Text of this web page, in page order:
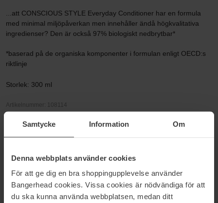
Samtycke Information Om
Denna webbplats använder cookies
För att ge dig en bra shoppingupplevelse använder
Bangerhead cookies. Vissa cookies är nödvändiga för att
du ska kunna använda webbplatsen, medan ditt
...att CONSCIOUS STYLE Everyday Conditioner har en formula
med minimal miljöpåverkan men innehåller ändå högkvalitativa
ingredienser? Den är också 97% biologiskt nedbrytbar*
*baserad på de organiska komponenter i formulan enligt OECD:s
riktlinje
Storlek: 300 ml
Artikelnummer: 108114
Kategorier:
Startsida
Schampo & Balsam
ConsciousStyle